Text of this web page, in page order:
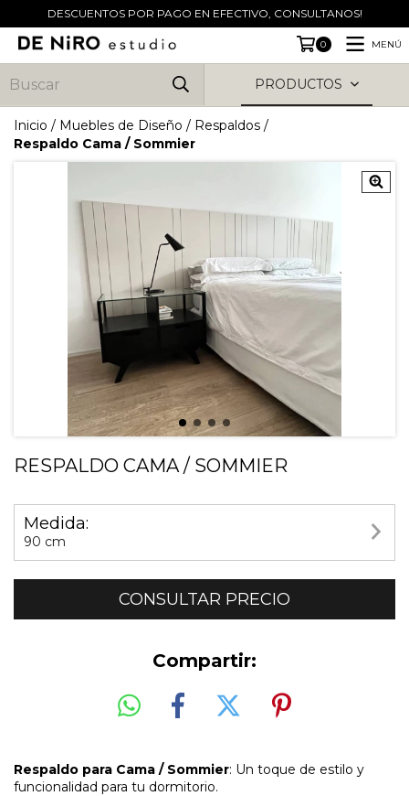
DESCUENTOS POR PAGO EN EFECTIVO, CONSULTANOS!
0 MENÚ
PRODUCTOS
Inicio / Muebles de Diseño / Respaldos /
Respaldo Cama / Sommier
RESPALDO CAMA / SOMMIER
Medida:
90 cm
Compartir:
Respaldo para Cama / Sommier: Un toque de estilo y
funcionalidad para tu dormitorio.